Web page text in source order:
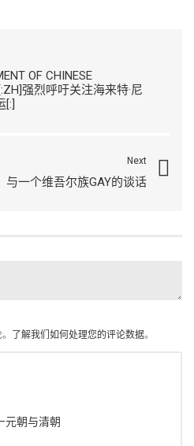
OF CHINESE
强烈呼吁关注海来特·尼
[:]
Next
与一个维吾尔族GAY的谈话
了解我们如何处理您的评论数据。
朝与清朝